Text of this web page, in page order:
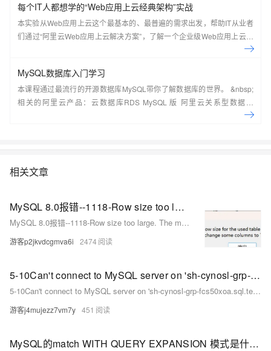
每个IT人都想学的“Web应用上云经典架构”实战
本实验从Web应用上云这个最基本的、最普遍的需求出发，帮助IT从业者
们通过“阿里云Web应用上云解决方案”，了解一个企业级Web应用上云的
MySQL数据库入门学习
本课程通过最流行的开源数据库MySQL带你了解数据库的世界。 &nbsp;
相关的阿里云产品：云数据库RDS MySQL 版 阿里云关系型数据库
RDS（Relational Database Service）是一种稳定可靠、可弹性伸缩的在
相关文章
MySQL 8.0报错--1118-Row size too large. The maximum row size for the used table type, not counting BLOBs,is 8126,
MySQL 8.0报错--1118-Row size too large. The maximum row size for the used table type, not counting BLOBs,is 8126,
游客p2jkvdcgmva6i 2474
5-10Can't connect to MySQL server on 'sh-cynosl-grp-fcs50xoa.sql.tencentcdb.com' (110)")
5-10Can't connect to MySQL server on 'sh-cynosl-grp-fcs50xoa.sql.tencentcdb.com' (110)")
游客j4mujezz7vm7y 451
MySQL的match WITH QUERY EXPANSION 模式是什么？如何使用？